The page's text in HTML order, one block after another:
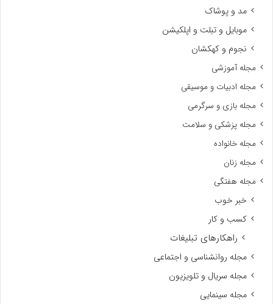
مد و پوشاک
موبایل و تبلت و اپلکیشن
نجوم و کهکشان
مجله آموزشی
مجله ادبیات و موسیقی
مجله بازی و سرگرمی
مجله پزشکی و سلامت
مجله خانواده
مجله زنان
مجله هفتگی
خبر خوب
کسب و کار
راهکارهای تبلیغات
مجله روانشناسی و اجتماعی
مجله سریال و تلویزیون
مجله سینمایی